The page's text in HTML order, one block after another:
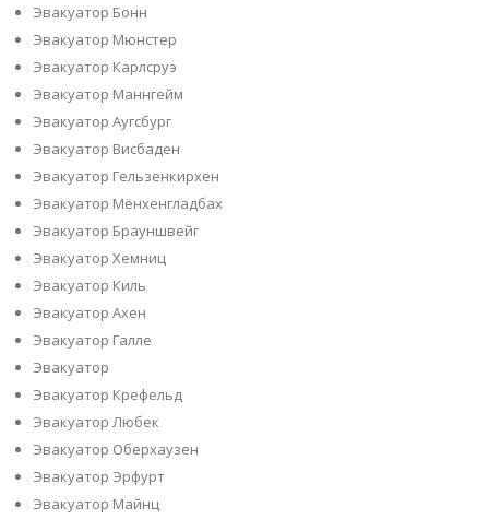
Эвакуатор Бонн
Эвакуатор Мюнстер
Эвакуатор Карлсруэ
Эвакуатор Маннгейм
Эвакуатор Аугсбург
Эвакуатор Висбаден
Эвакуатор Гельзенкирхен
Эвакуатор Мёнхенгладбах
Эвакуатор Брауншвейг
Эвакуатор Хемниц
Эвакуатор Киль
Эвакуатор Ахен
Эвакуатор Галле
Эвакуатор
Эвакуатор Крефельд
Эвакуатор Любек
Эвакуатор Оберхаузен
Эвакуатор Эрфурт
Эвакуатор Майнц